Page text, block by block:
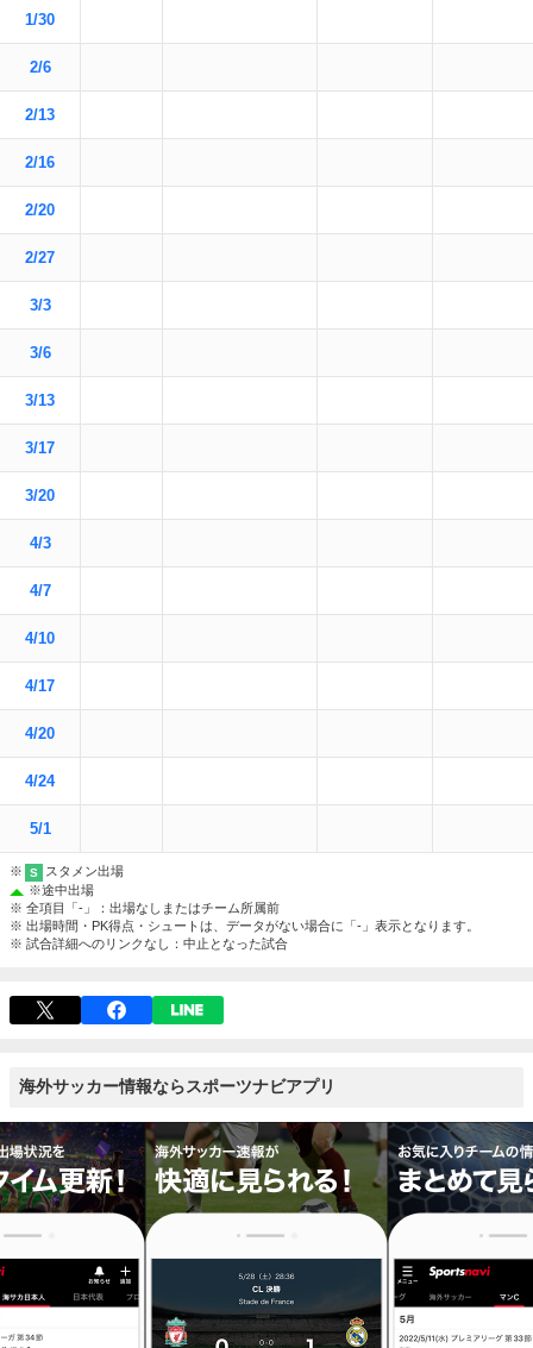
1/30
2/6
2/13
2/16
2/20
2/27
3/3
3/6
3/13
3/17
3/20
4/3
4/7
4/10
4/17
4/20
4/24
5/1
※ S
スタメン出場
※途中出場
※ 全項目「-」：出場なしまたはチーム所属前
※ 出場時間・PK得点・シュートは、データがない場合に「-」表示となります。
※ 試合詳細へのリンクなし：中止となった試合
海外サッカー情報ならスポーツナビアプリ